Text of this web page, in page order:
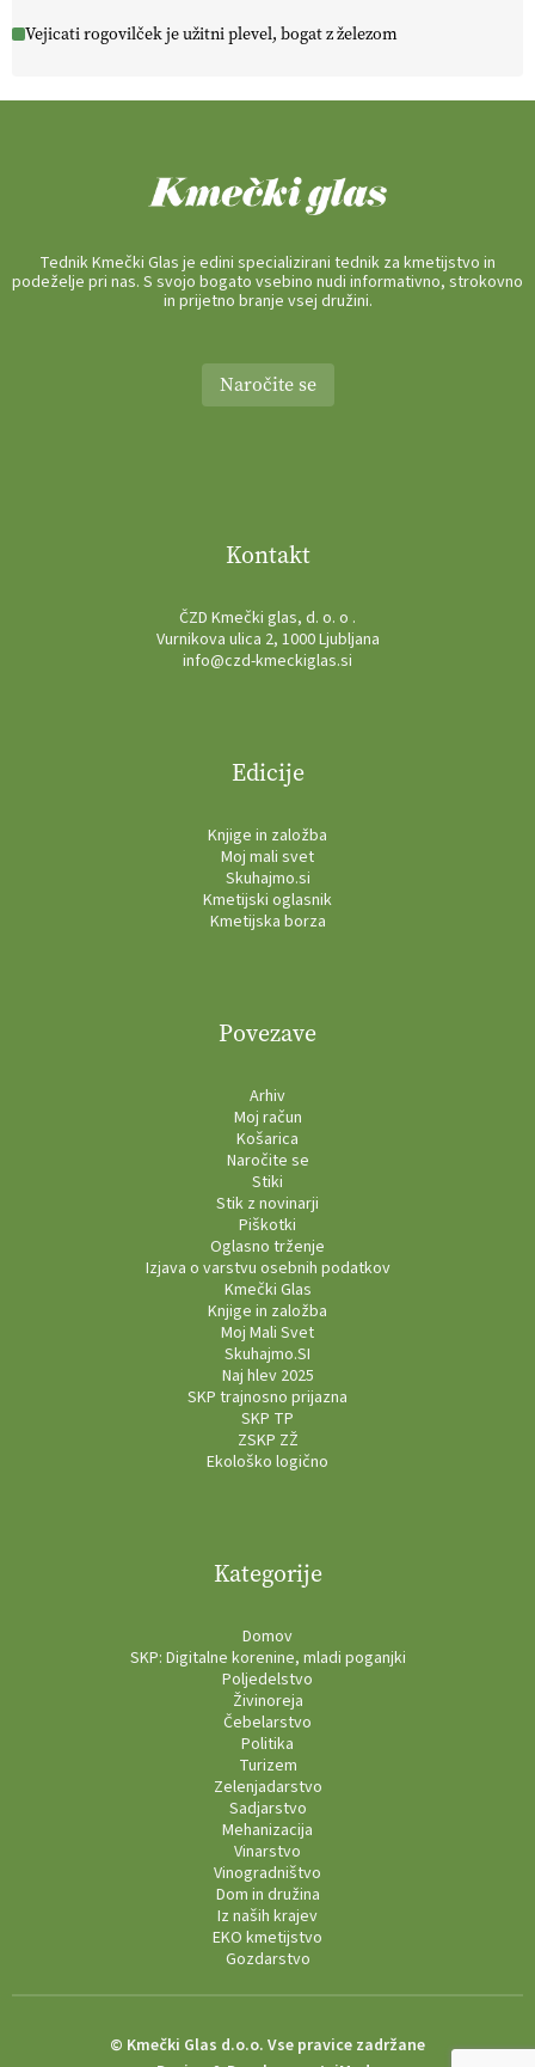
Vejicati rogovilček je užitni plevel, bogat z železom
Tednik Kmečki Glas je edini specializirani tednik za kmetijstvo in
podeželje pri nas. S svojo bogato vsebino nudi informativno, strokovno
in prijetno branje vsej družini.
Naročite se
Kontakt
ČZD Kmečki glas, d. o. o .
Vurnikova ulica 2, 1000 Ljubljana
info@czd-kmeckiglas.si
Edicije
Knjige in založba
Moj mali svet
Skuhajmo.si
Kmetijski oglasnik
Kmetijska borza
Povezave
Arhiv
Moj račun
Košarica
Naročite se
Stiki
Stik z novinarji
Piškotki
Oglasno trženje
Izjava o varstvu osebnih podatkov
Kmečki Glas
Knjige in založba
Moj Mali Svet
Skuhajmo.SI
Naj hlev 2025
SKP trajnosno prijazna
SKP TP
ZSKP ZŽ
Ekološko logično
Kategorije
Domov
SKP: Digitalne korenine, mladi poganjki
Poljedelstvo
Živinoreja
Čebelarstvo
Politika
Turizem
Zelenjadarstvo
Sadjarstvo
Mehanizacija
Vinarstvo
Vinogradništvo
Dom in družina
Iz naših krajev
EKO kmetijstvo
Gozdarstvo
© Kmečki Glas d.o.o. Vse pravice zadržane